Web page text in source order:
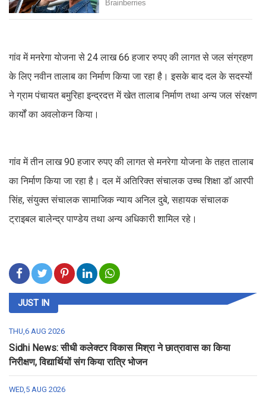
गांव में मनरेगा योजना से 24 लाख 66 हजार रुपए की लागत से जल संग्रहण
के लिए नवीन तालाब का निर्माण किया जा रहा है। इसके बाद दल के सदस्यों
ने ग्राम पंचायत बमुरिहा इन्द्रदत्त में खेत तालाब निर्माण तथा अन्य जल संरक्षण
कार्यों का अवलोकन किया।
गांव में तीन लाख 90 हजार रुपए की लागत से मनरेगा योजना के तहत तालाब
का निर्माण किया जा रहा है। दल में अतिरिक्त संचालक उच्च शिक्षा डॉ आरपी
सिंह, संयुक्त संचालक सामाजिक न्याय अनिल दुबे, सहायक संचालक
ट्राइबल बालेन्द्र पाण्डेय तथा अन्य अधिकारी शामिल रहे।
JUST IN
THU,6 AUG 2026
Sidhi News: सीधी कलेक्टर विकास मिश्रा ने छात्रावास का किया
निरीक्षण, विद्यार्थियों संग किया रात्रि भोजन
WED,5 AUG 2026